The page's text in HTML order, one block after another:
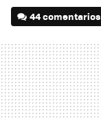
44 comentarios